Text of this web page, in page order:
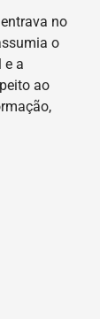
no
o
e a
ao